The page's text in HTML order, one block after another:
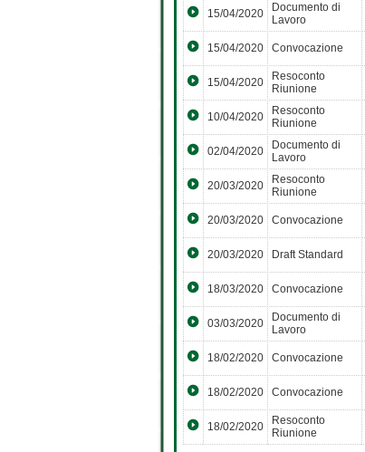
15/04/2020
Documento di
Lavoro
15/04/2020 Convocazione
15/04/2020
Resoconto
Riunione
10/04/2020
Resoconto
Riunione
02/04/2020
Documento di
Lavoro
20/03/2020
Resoconto
Riunione
20/03/2020 Convocazione
20/03/2020 Draft Standard
18/03/2020 Convocazione
03/03/2020
Documento di
Lavoro
18/02/2020 Convocazione
18/02/2020 Convocazione
18/02/2020
Resoconto
Riunione